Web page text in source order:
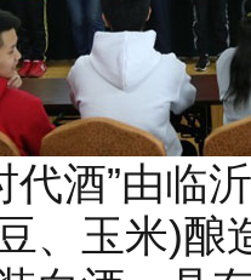
代酒”由临
、玉米)酿